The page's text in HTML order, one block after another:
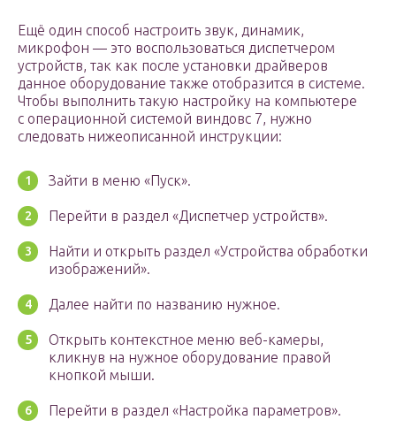
Ещё один способ настроить звук, динамик,
микрофон — это воспользоваться диспетчером
устройств, так как после установки драйверов
данное оборудование также отобразится в системе.
Чтобы выполнить такую настройку на компьютере
с операционной системой виндовс 7, нужно
следовать нижеописанной инструкции:
Зайти в меню «Пуск».
Перейти в раздел «Диспетчер устройств».
Найти и открыть раздел «Устройства обработки
изображений».
Далее найти по названию нужное.
Открыть контекстное меню веб-камеры,
кликнув на нужное оборудование правой
кнопкой мыши.
Перейти в раздел «Настройка параметров».